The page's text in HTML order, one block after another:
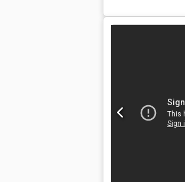
Chedorzuluopfx
del haz de luz.